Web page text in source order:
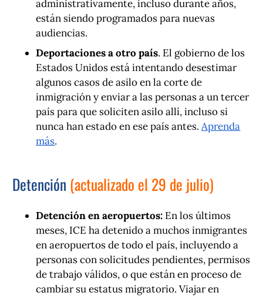
administrativamente, incluso durante años,
están siendo programados para nuevas
audiencias.
Deportaciones a otro país. El gobierno de los
Estados Unidos está intentando desestimar
algunos casos de asilo en la corte de
inmigración y enviar a las personas a un tercer
país para que soliciten asilo allí, incluso si
nunca han estado en ese país antes.Aprenda
más.
Detención (actualizado el 29 de julio)
Detención en aeropuertos: En los últimos
meses, ICE ha detenido a muchos inmigrantes
en aeropuertos de todo el país, incluyendo a
personas con solicitudes pendientes, permisos
de trabajo válidos, o que están en proceso de
cambiar su estatus migratorio. Viajar en